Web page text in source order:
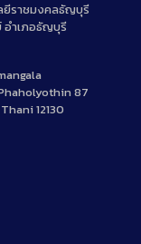
ยีราชมงคลธัญบุรี
อำเภอธัญบุรี
87
12130